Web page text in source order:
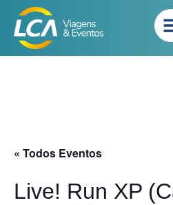
« Todos Eventos
Live! Run XP